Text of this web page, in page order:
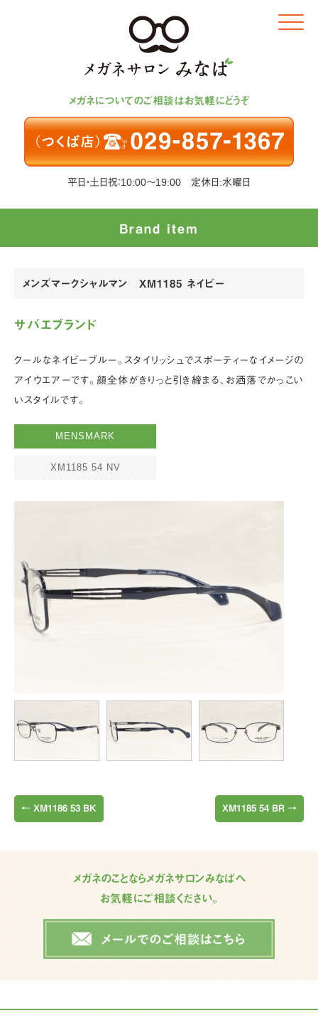
メガネについてのご相談はお気軽にどうぞ
平日・土日祝：10:00～19:00 定休日:水曜日
Click
Brand item
メンズマークシャルマン XM1185 ネイビー
サバエブランド
クールなネイビーブルー。スタイリッシュでスポーティーなイメージの
アイウエアーです。顔全体がきりっと引き締まる、お洒落でかっこい
いスタイルです。
MENSMARK
XM1185 54 NV
← XM1186 53 BK XM1185 54 BR →
メガネのことならメガネサロンみなばへ
お気軽にご相談ください。